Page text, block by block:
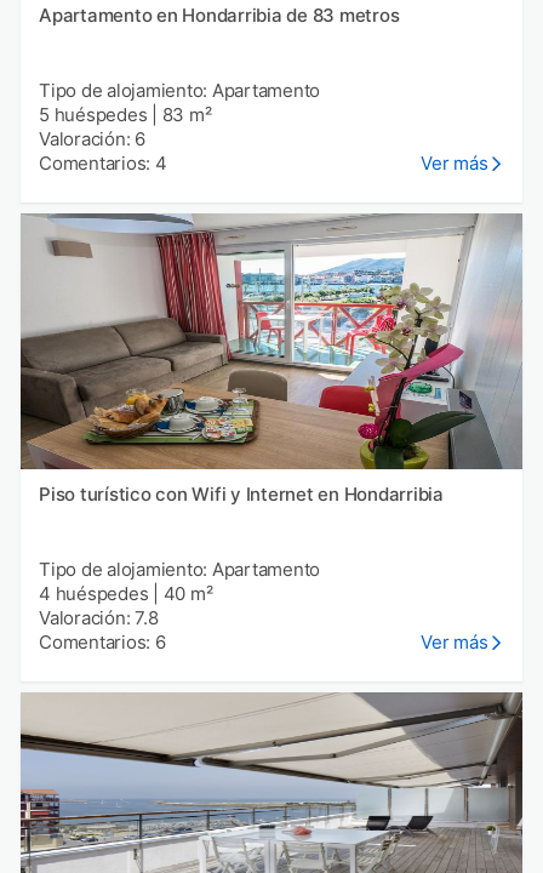
Apartamento en Hondarribia de 83 metros
Tipo de alojamiento: Apartamento
5 huéspedes
83 m²
Valoración: 6
Comentarios: 4
Ver más
Piso turístico con Wifi y Internet en Hondarribia
Tipo de alojamiento: Apartamento
4 huéspedes
40 m²
Valoración: 7.8
Comentarios: 6
Ver más